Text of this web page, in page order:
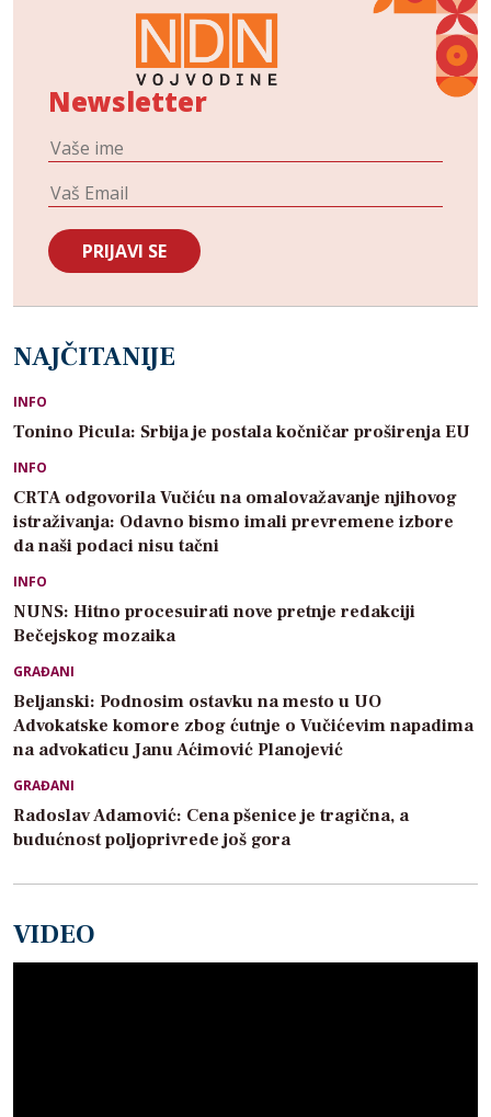
Newsletter
NAJČITANIJE
INFO
Tonino Picula: Srbija je postala kočničar proširenja EU
INFO
CRTA odgovorila Vučiću na omalovažavanje njihovog
istraživanja: Odavno bismo imali prevremene izbore
da naši podaci nisu tačni
INFO
NUNS: Hitno procesuirati nove pretnje redakciji
Bečejskog mozaika
GRAĐANI
Beljanski: Podnosim ostavku na mesto u UO
Advokatske komore zbog ćutnje o Vučićevim napadima
na advokaticu Janu Aćimović Planojević
GRAĐANI
Radoslav Adamović: Cena pšenice je tragična, a
budućnost poljoprivrede još gora
VIDEO